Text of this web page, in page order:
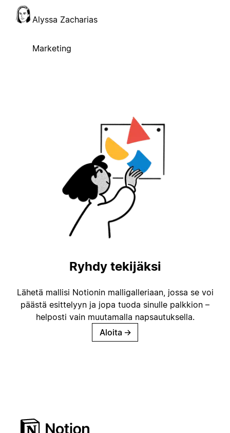
Alyssa Zacharias
Marketing
Ryhdy tekijäksi
Lähetä mallisi Notionin malligalleriaan, jossa se voi
päästä esittelyyn ja jopa tuoda sinulle palkkion –
helposti vain muutamalla napsautuksella.
Aloita →